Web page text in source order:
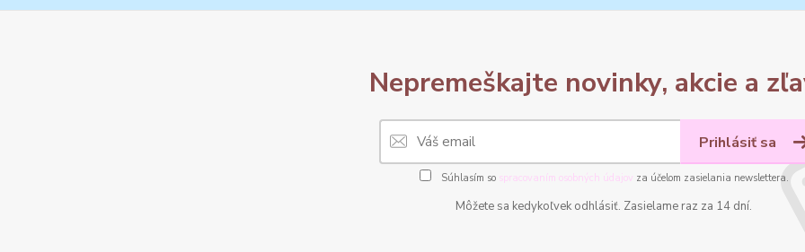
Nepremeškajte novinky, akcie a
Prihlásiť sa
Súhlasím so spracovaním osobných údajov za účelom zasielania newslettera.
Môžete sa kedykoľvek odhlásiť. Zasielame raz za 14 dní.